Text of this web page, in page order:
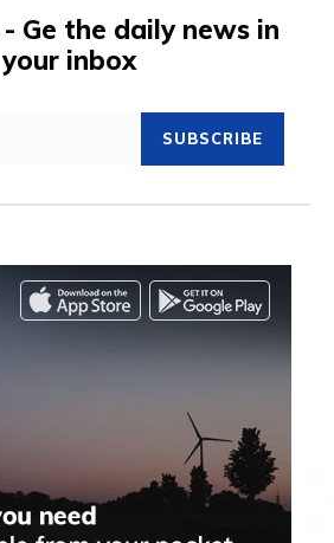
Ge the daily news in
your inbox
SUBSCRIBE